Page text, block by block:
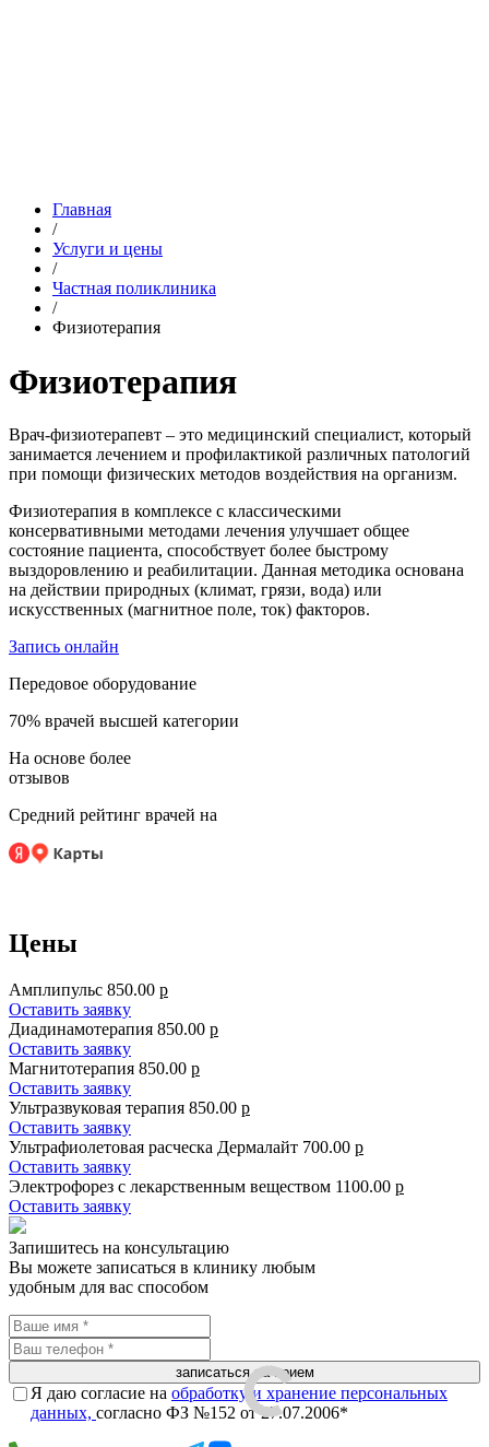
Главная
/
Услуги и цены
/
Частная поликлиника
/
Физиотерапия
Физиотерапия
Врач-физиотерапевт – это медицинский специалист, который
занимается лечением и профилактикой различных патологий
при помощи физических методов воздействия на организм.
Физиотерапия в комплексе с классическими
консервативными методами лечения улучшает общее
состояние пациента, способствует более быстрому
выздоровлению и реабилитации. Данная методика основана
на действии природных (климат, грязи, вода) или
искусственных (магнитное поле, ток) факторов.
Запись онлайн
Передовое оборудование
70% врачей высшей категории
На основе более
отзывов
Средний рейтинг врачей на
Цены
Амплипульс 850.00 р
Оставить заявку
Диадинамотерапия 850.00 р
Оставить заявку
Магнитотерапия 850.00 р
Оставить заявку
Ультразвуковая терапия 850.00 р
Оставить заявку
Ультрафиолетовая расческа Дермалайт 700.00 р
Оставить заявку
Электрофорез с лекарственным веществом 1100.00 р
Оставить заявку
Запишитесь на консультацию
Вы можете записаться в клинику любым
удобным для вас способом
записаться на прием
Я даю согласие на обработку и хранение персональных
данных, согласно ФЗ №152 от 27.07.2006*